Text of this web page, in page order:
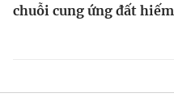
chuỗi cung ứng đất hiếm